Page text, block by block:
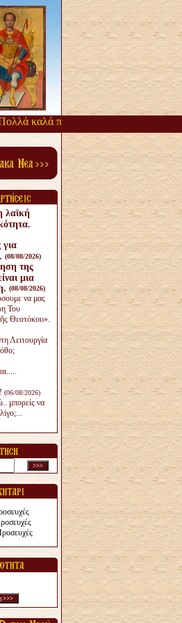
καλά πηγάζουν, από την αργοπορία
λαϊκή
για
(08/08/2026)
της
μια
(08/08/2026)
να μας
Του
Θεοτόκου».
Λειτουργία
(06/08/2026)
μπορείς να